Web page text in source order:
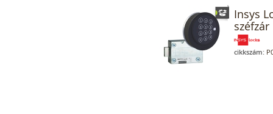
Insys
cikkszám: